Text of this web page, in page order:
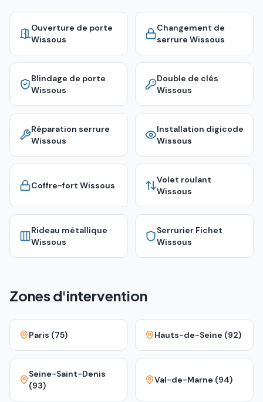
Ouverture de porte
Wissous
Changement de
serrure Wissous
Blindage de porte
Wissous
Double de clés
Wissous
Réparation serrure
Wissous
Installation digicode
Wissous
Coffre-fort Wissous
Volet roulant
Wissous
Rideau métallique
Wissous
Serrurier Fichet
Wissous
Zones d'intervention
Paris (75) Hauts-de-Seine (92)
Seine-Saint-Denis
(93)
Val-de-Marne (94)